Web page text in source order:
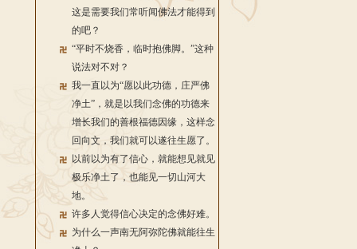
这是需要我们常听闻佛法才能得到
的吧？
“平时不烧香，临时抱佛脚。”这种
说法对不对？
我一直以为“愿以此功德，庄严佛
净土”，就是以我们念佛的功德来
增长我们的善根福德因缘，这样念
回向文，我们就可以遂往生愿了。
以前以为有了信心，就能想见就见
极乐净土了，也能见一切山河大
地。
许多人觉得信心决定的念佛好难。
为什么一声南无阿弥陀佛就能往生